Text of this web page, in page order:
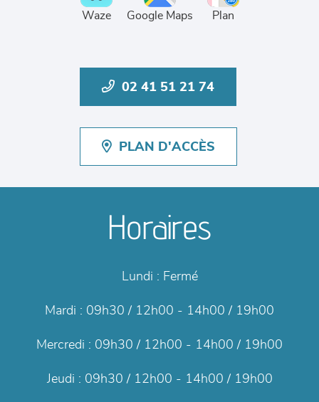
Waze Google Maps Plan
02 41 51 21 74
PLAN D'ACCÈS
Horaires
Lundi : Fermé
Mardi : 09h30 / 12h00 - 14h00 / 19h00
Mercredi : 09h30 / 12h00 - 14h00 / 19h00
Jeudi : 09h30 / 12h00 - 14h00 / 19h00